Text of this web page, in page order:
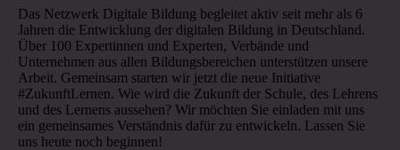
Das Netzwerk Digitale Bildung begleitet aktiv seit mehr als 6
Jahren die Entwicklung der digitalen Bildung in Deutschland.
Über 100 Expertinnen und Experten, Verbände und
Unternehmen aus allen Bildungsbereichen unterstützen unsere
Arbeit. Gemeinsam starten wir jetzt die neue Initiative
#ZukunftLernen. Wie wird die Zukunft der Schule, des Lehrens
und des Lernens aussehen? Wir möchten Sie einladen mit uns
ein gemeinsames Verständnis dafür zu entwickeln. Lassen Sie
uns heute noch beginnen!